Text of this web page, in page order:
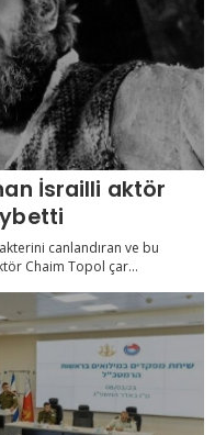
İsrailli aktör
canlandıran ve bu
Chaim Topol çar...